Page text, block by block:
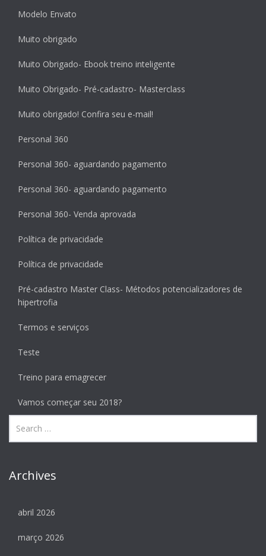
Modelo Envato
Muito obrigado
Muito Obrigado- Ebook treino inteligente
Muito Obrigado- Pré-cadastro- Masterclass
Muito obrigado! Confira seu e-mail!
Personal 360
Personal 360- aguardando pagamento
Personal 360- aguardando pagamento
Personal 360- Venda aprovada
Política de privacidade
Política de privacidade
Pré-cadastro Master Class- Métodos potencializadores de
hipertrofia
Termos e serviços
Teste
Treino para emagrecer
Vamos começar seu 2018?
Archives
abril 2026
março 2026